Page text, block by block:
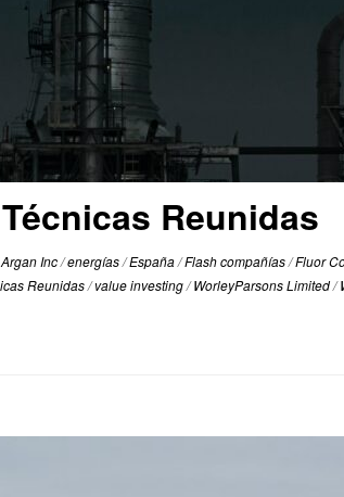
Reunidas
Argan Inc/energías/España/Flash compañías/Fluor
Reunidas/value investing/WorleyParsons Limited/